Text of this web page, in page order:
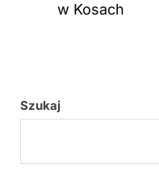
w Kosach
Szukaj